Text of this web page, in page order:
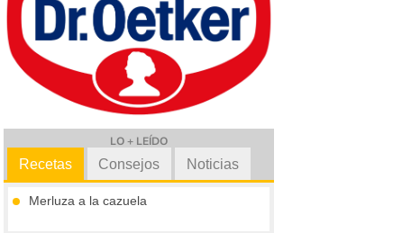
LO + LEÍDO
Recetas
Merluza a la cazuela
Consejos Noticias